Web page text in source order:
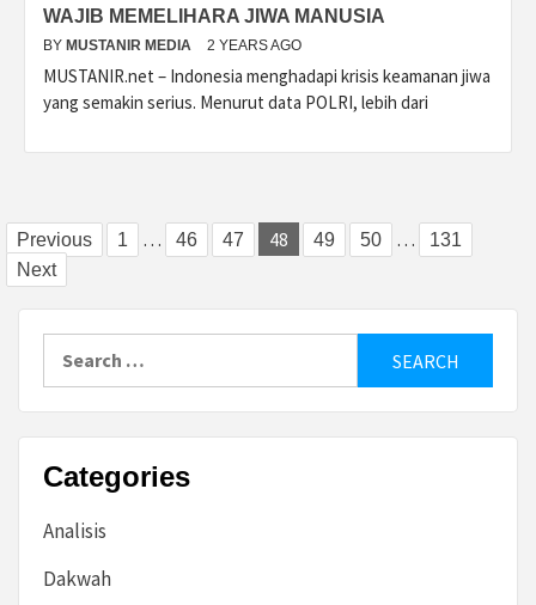
WAJIB MEMELIHARA JIWA MANUSIA
BY MUSTANIR MEDIA 2 YEARS AGO
MUSTANIR.net – Indonesia menghadapi krisis keamanan jiwa
yang semakin serius. Menurut data POLRI, lebih dari
Posts
pagination
Previous 1 … 46 47 48 49 50 …
131
Next
Categories
Analisis
Dakwah